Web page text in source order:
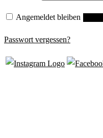
Angemeldet bleiben
Passwort vergessen?